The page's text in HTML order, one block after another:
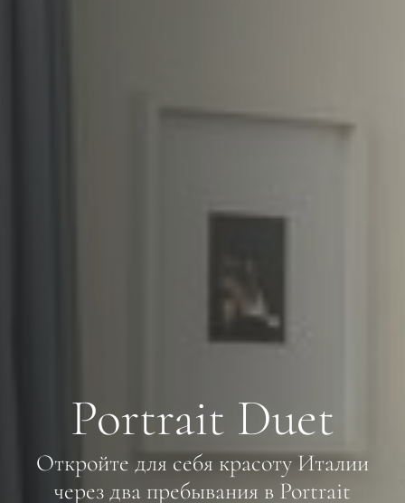
Portrait Duet
Откройте для себя красоту Италии
через два пребывания в Portrait